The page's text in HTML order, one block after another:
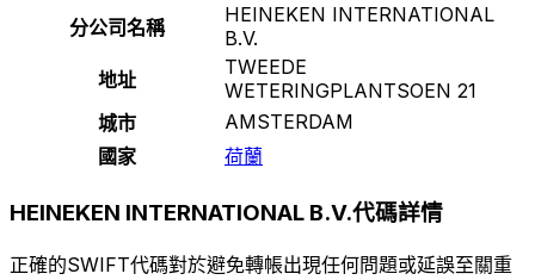
分公司名稱
HEINEKEN INTERNATIONAL
B.V.
地址
TWEEDE
WETERINGPLANTSOEN 21
城市
AMSTERDAM
國家
荷蘭
HEINEKEN INTERNATIONAL B.V.代碼詳情
正確的SWIFT代碼對於避免轉帳出現任何問題或延誤至關重